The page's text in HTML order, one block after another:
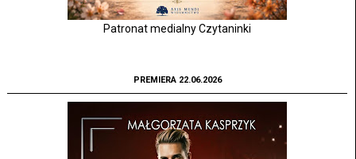
Patronat medialny Czytaninki
PREMIERA 22.06.2026